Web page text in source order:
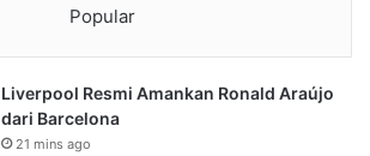
Popular
Liverpool Resmi Amankan Ronald Araújo
dari Barcelona
21 mins ago